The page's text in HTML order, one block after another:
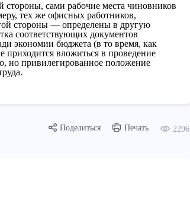
стороны, сами рабочие места чиновников
тех же офисных работников,
стороны — определены в другую
соответствующих документов
экономии бюджета (в то время, как
приходится вложиться в проведение
но привилегированное положение
Поделиться Печать 2296